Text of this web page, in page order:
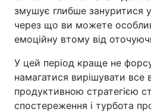
змушує глибше зануритися
через що ви можете
емоційну втому від
У цей період краще не
намагатися вирішувати все
продуктивною стратегією
спостереження і турбота